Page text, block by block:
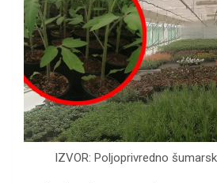
IZVOR: Poljoprivredno